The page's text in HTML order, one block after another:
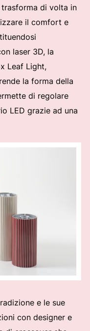
trasforma di volta in
il comfort e
laser 3D, la
Leaf Light,
la forma della
di regolare
LED grazie ad una
e le sue
con designer e